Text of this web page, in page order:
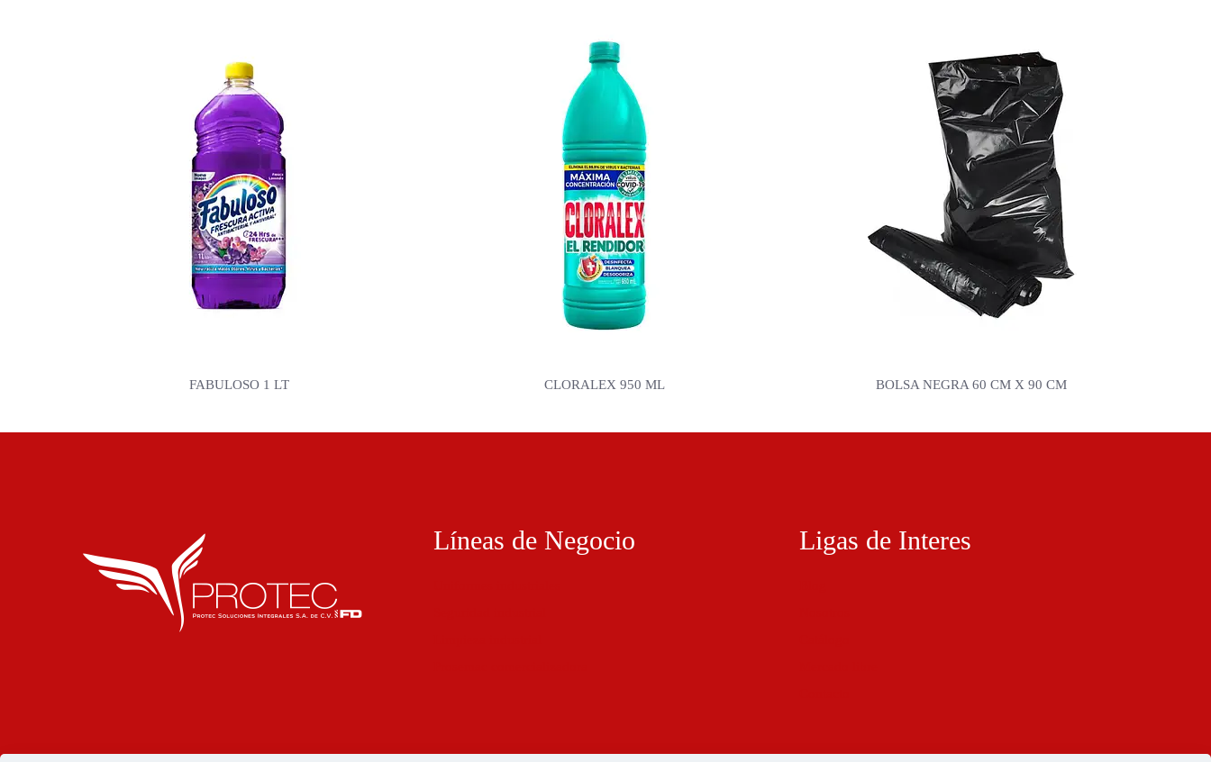
FABULOSO 1 LT CLORALEX 950 ML BOLSA NEGRA 60 CM X 90 CM
Líneas de Negocio Ligas de Interes